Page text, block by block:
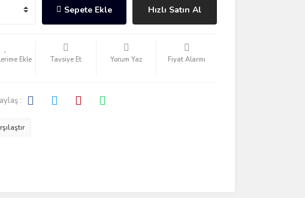
Sepete Ekle Hızlı Satın Al
Tavsiye Et Yorum Yaz Fiyat Alarmı
: